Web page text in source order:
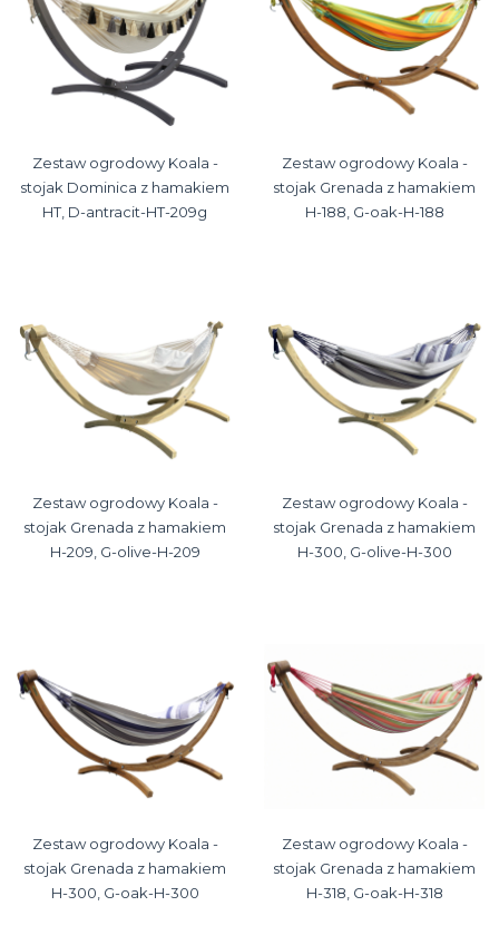
Zestaw ogrodowy Koala -
stojak Dominica z hamakiem
HT, D-antracit-HT-209g
Zestaw ogrodowy Koala -
stojak Grenada z hamakiem
H-188, G-oak-H-188
Zestaw ogrodowy Koala -
stojak Grenada z hamakiem
H-209, G-olive-H-209
Zestaw ogrodowy Koala -
stojak Grenada z hamakiem
H-300, G-olive-H-300
Zestaw ogrodowy Koala -
stojak Grenada z hamakiem
H-300, G-oak-H-300
Zestaw ogrodowy Koala -
stojak Grenada z hamakiem
H-318, G-oak-H-318